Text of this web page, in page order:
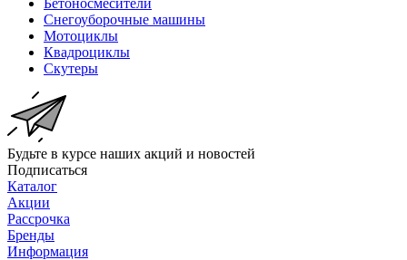
Снегоуборочные машины
Мотоциклы
Квадроциклы
Скутеры
Будьте в курсе наших акций и новостей
Подписаться
Каталог
Акции
Рассрочка
Бренды
Информация